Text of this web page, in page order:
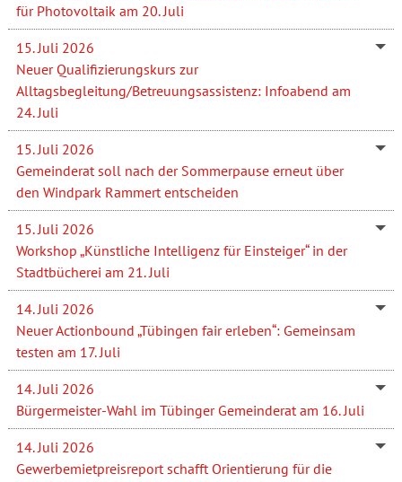
für Photovoltaik am 20. Juli
15. Juli 2026
Neuer Qualifizierungskurs zur
Alltagsbegleitung/Betreuungsassistenz: Infoabend am
24. Juli
15. Juli 2026
Gemeinderat soll nach der Sommerpause erneut über
den Windpark Rammert entscheiden
15. Juli 2026
Workshop „Künstliche Intelligenz für Einsteiger“ in der
Stadtbücherei am 21. Juli
14. Juli 2026
Neuer Actionbound „Tübingen fair erleben“: Gemeinsam
testen am 17. Juli
14. Juli 2026
Bürgermeister-Wahl im Tübinger Gemeinderat am 16. Juli
14. Juli 2026
Gewerbemietpreisreport schafft Orientierung für die